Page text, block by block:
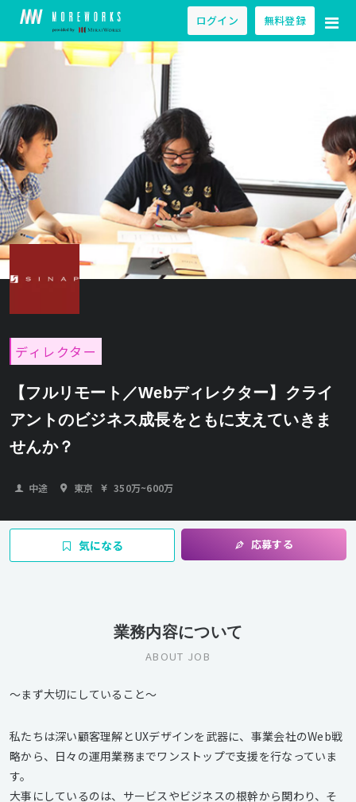
ログイン 無料登録
ディレクター
【フルリモート／Webディレクター】クライ
アントのビジネス成長をともに支えていきま
せんか？
中途 東京 350万~600万
気になる 応募する
業務内容について
ABOUT JOB
〜まず大切にしていること〜
私たちは深い顧客理解とUXデザインを武器に、事業会社のWeb戦
略から、日々の運用業務までワンストップで支援を行なっていま
す。
大事にしているのは、サービスやビジネスの根幹から関わり、そ